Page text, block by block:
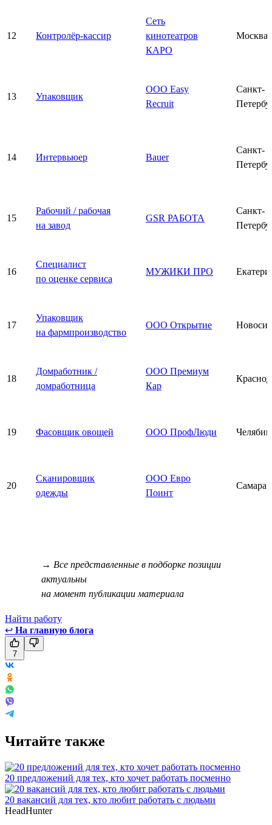
12 Контролёр-кассир
Сеть
кинотеатров
КАРО
Москва
13 Упаковщик
ООО Easy
Recruit
Санкт-
14 Интервьюер Bauer
Санкт-
15
Рабочий / рабочая
на завод
GSR РАБОТА
Санкт-
16
Специалист
по оценке сервиса
МУЖИКИ ПРО
17
Упаковщик
на фармпроизводство
ООО Открытие
18
Домработник /
домработница
ООО Премиум
Кар
19 Фасовщик овощей ООО ПрофЛюди
20
Сканировщик
одежды
ООО Евро
Поинт
Самара
→ Все представленные в подборке позиции
актуальны
на момент публикации материала
Найти работу
↩ На главную блога
7
Читайте также
20 предложений для тех, кто хочет работать посменно
20 вакансий для тех, кто любит работать с людьми
HeadHunter